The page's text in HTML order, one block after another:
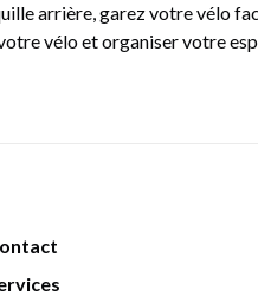
arrière, garez votre vélo
vélo et organiser votre